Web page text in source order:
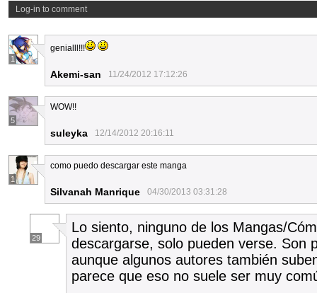
Log-in to comment
1
genialll!!!
Akemi-san 11/24/2012 17:12:26
5
WOW!!
suleyka 12/14/2012 20:16:11
1
como puedo descargar este manga
Silvanah Manrique 04/30/2013 03:31:28
29
Lo siento, ninguno de los Mangas/
descargarse, solo pueden verse. Son
aunque algunos autores también
parece que eso no suele ser muy